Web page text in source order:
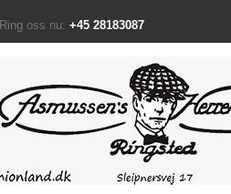
Ring oss nu: +45 28183087